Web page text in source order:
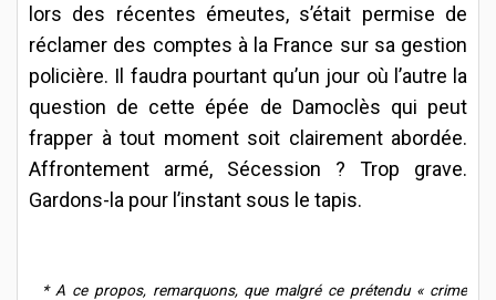
lors des récentes émeutes, s’était permise de
réclamer des comptes à la France sur sa gestion
policière. Il faudra pourtant qu’un jour où l’autre la
question de cette épée de Damoclès qui peut
frapper à tout moment soit clairement abordée.
Affrontement armé, Sécession ? Trop grave.
Gardons-la pour l’instant sous le tapis.
* A ce propos, remarquons, que malgré ce prétendu « crime